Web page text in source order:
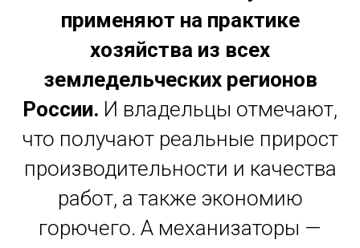
применяют на практике
хозяйства из всех
земледельческих регионов
России. И владельцы отмечают,
что получают реальные прирост
производительности и качества
работ, а также экономию
горючего. А механизаторы —